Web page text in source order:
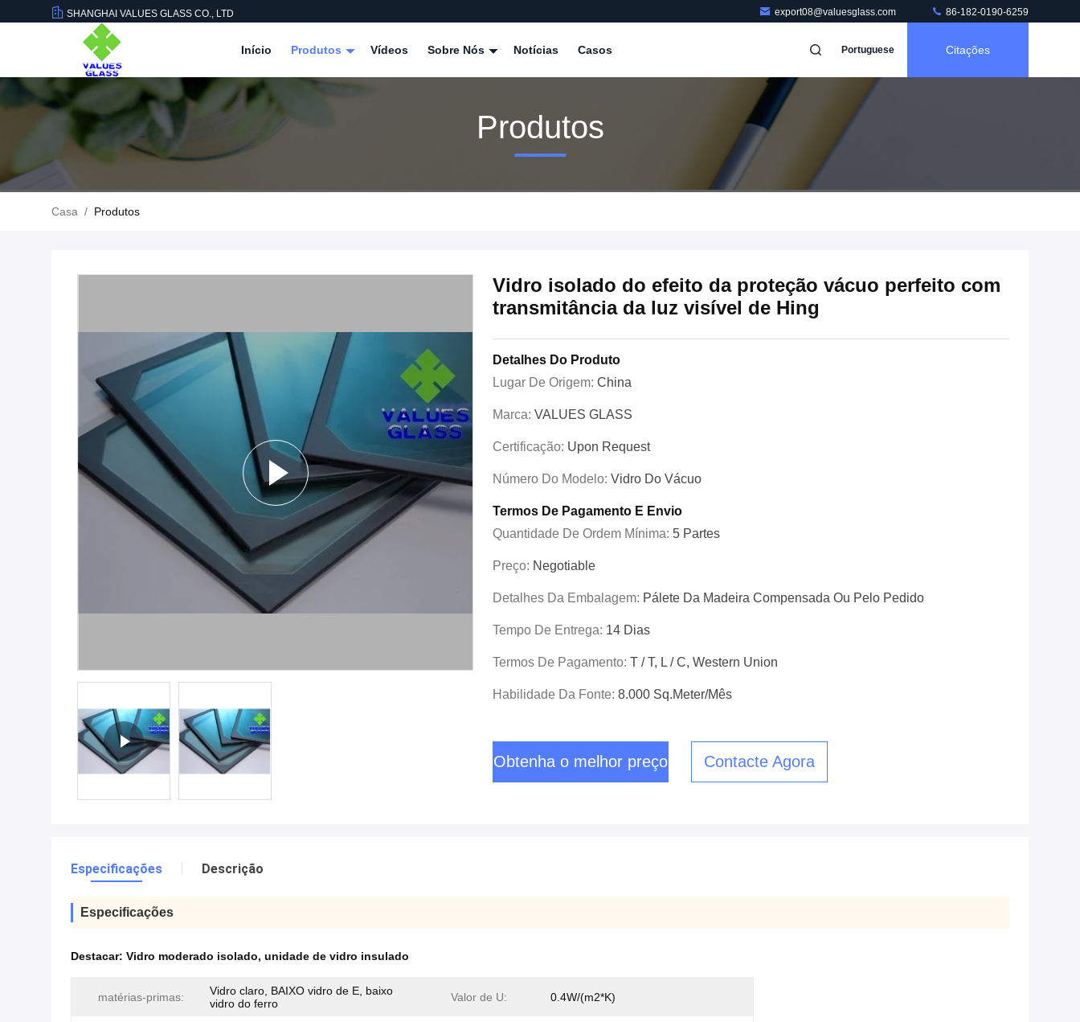
SHANGHAI VALUES GLASS CO., LTD export08@valuesglass.com 86-182-0190-6259
Início Produtos Vídeos Sobre Nós Notícias Casos Portuguese Citações
Produtos
Casa / Produtos
Vidro isolado do efeito da proteção vácuo perfeito com
transmitância da luz visível de Hing
Detalhes Do Produto
Lugar De Origem: China
Marca: VALUES GLASS
Certificação: Upon Request
Número Do Modelo: Vidro Do Vácuo
Termos De Pagamento E Envio
Quantidade De Ordem Mínima: 5 Partes
Preço: Negotiable
Detalhes Da Embalagem: Pálete Da Madeira Compensada Ou Pelo Pedido
Tempo De Entrega: 14 Dias
Termos De Pagamento: T / T, L / C, Western Union
Habilidade Da Fonte: 8.000 Sq.meter/mês
Obtenha o melhor preço Contacte Agora
Especificações Descrição
Especificações
Destacar: Vidro moderado isolado, unidade de vidro insulado
matérias-primas:
Vidro claro, BAIXO vidro de E, baixo
vidro do ferro
Valor de U: 0.4W/(m2*K)